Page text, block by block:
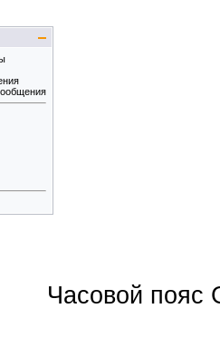
Часовой пояс